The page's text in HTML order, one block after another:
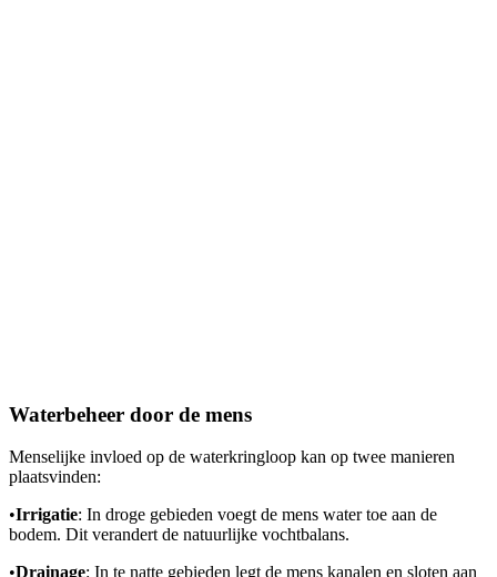
Waterbeheer door de mens
Menselijke invloed op de waterkringloop kan op twee manieren
plaatsvinden:
•Irrigatie: In droge gebieden voegt de mens water toe aan de
bodem. Dit verandert de natuurlijke vochtbalans.
•Drainage: In te natte gebieden legt de mens kanalen en sloten aan